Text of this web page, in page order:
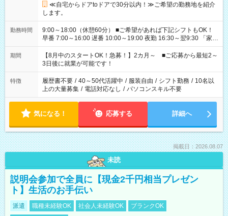
≪自宅からドアtoドアで30分以内！≫ご希望の勤務地を紹介
します。
勤務時間
9:00～18:00（休憩60分） ■ご希望があれば下記シフトもOK！
早番 7:00～16:00 遅番 10:00～19:00 夜勤 16:30～翌9:30 「家族
と休みを合わせたい」 「余裕を持って夕飯の準備がしたい」
「できれば残業はしたくない」 など、ご希望を教えてください
ね。 ※Wワーク希望の方へ 今ご覧のお仕事で希望する勤務時間
と、もう1つのお仕事の勤務時間。 合計で週40時間を超える場
合は応募できません。
期間
【8月中のスタートOK！急募！】2カ月～ ■ご応募から最短2～
3日後に就業が可能です！
特徴 履歴書不要 / 40～50代活躍中 / 服装自由 / シフト勤務 / 10名以
上の大量募集 / 電話対応なし / パソコンスキル不要
気になる！ 応募する 詳細へ
掲載日：2026.08.07
未読
説明会参加で全員に【現金2千円相当プレゼン
ト】生活のお手伝い
派遣 職種未経験OK 社会人未経験OK
ブランクOK